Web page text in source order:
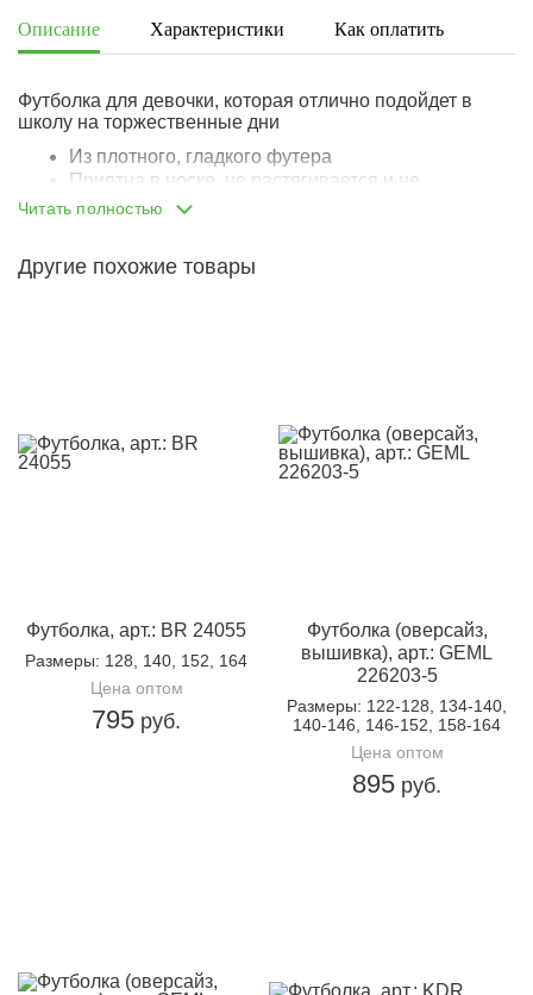
Описание Характеристики Как оплатить
Футболка для девочки, которая отлично подойдет в
школу на торжественные дни
Из плотного, гладкого футера
Приятна в носке, не растягивается и не
деформируется даже после многократных стирок
Необычный крой рукавов: сформированы
повседневные образы
Читать полностью
Другие похожие товары
Футболка, арт.: BR 24055
Размеры: 128, 140, 152, 164
Цена оптом
795 руб.
Футболка (оверсайз,
вышивка), арт.: GEML
226203-5
Размеры: 122-128, 134-140,
140-146, 146-152, 158-164
Цена оптом
895 руб.